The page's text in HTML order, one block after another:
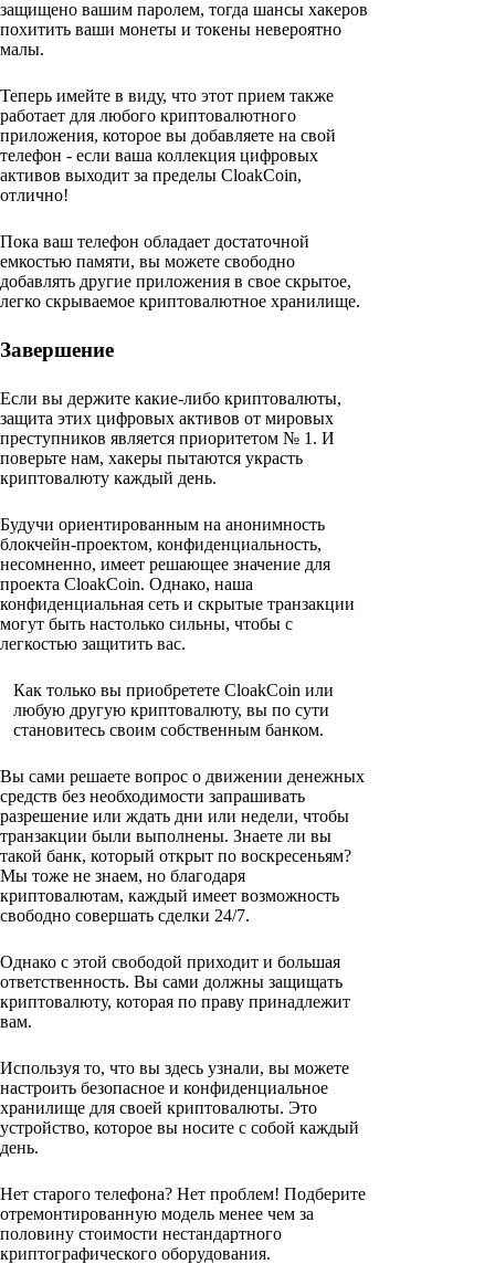
защищено вашим паролем, тогда шансы хакеров
похитить ваши монеты и токены невероятно
малы.
Теперь имейте в виду, что этот прием также
работает для любого криптовалютного
приложения, которое вы добавляете на свой
телефон - если ваша коллекция цифровых
активов выходит за пределы CloakCoin,
отлично!
Пока ваш телефон обладает достаточной
емкостью памяти, вы можете свободно
добавлять другие приложения в свое скрытое,
легко скрываемое криптовалютное хранилище.
Завершение
Если вы держите какие-либо криптовалюты,
защита этих цифровых активов от мировых
преступников является приоритетом № 1. И
поверьте нам, хакеры пытаются украсть
криптовалюту каждый день.
Будучи ориентированным на анонимность
блокчейн-проектом, конфиденциальность,
несомненно, имеет решающее значение для
проекта CloakCoin. Однако, наша
конфиденциальная сеть и скрытые транзакции
могут быть настолько сильны, чтобы с
легкостью защитить вас.
Как только вы приобретете CloakCoin или
любую другую криптовалюту, вы по сути
становитесь своим собственным банком.
Вы сами решаете вопрос о движении денежных
средств без необходимости запрашивать
разрешение или ждать дни или недели, чтобы
транзакции были выполнены. Знаете ли вы
такой банк, который открыт по воскресеньям?
Мы тоже не знаем, но благодаря
криптовалютам, каждый имеет возможность
свободно совершать сделки 24/7.
Однако с этой свободой приходит и большая
ответственность. Вы сами должны защищать
криптовалюту, которая по праву принадлежит
вам.
Используя то, что вы здесь узнали, вы можете
настроить безопасное и конфиденциальное
хранилище для своей криптовалюты. Это
устройство, которое вы носите с собой каждый
день.
Нет старого телефона? Нет проблем! Подберите
отремонтированную модель менее чем за
половину стоимости нестандартного
криптографического оборудования.